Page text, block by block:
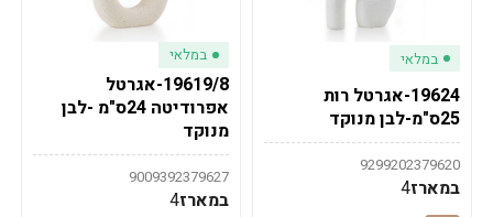
במלאי
19624-אגרטל רות
25ס"מ-לבן מנוקד
9299202379620
במארז4
במלאי
19619/8-אגרטל
אפרודיטה 24ס"מ -לבן
מנוקד
9009392379627
במארז4